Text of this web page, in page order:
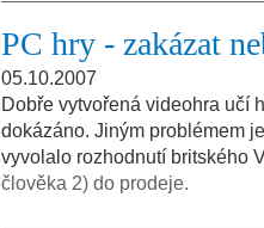
PC hry - zakázat
05.10.2007
Dobře vytvořená videohra učí
dokázáno. Jiným problémem
vyvolalo rozhodnutí britského
člověka 2) do prodeje.